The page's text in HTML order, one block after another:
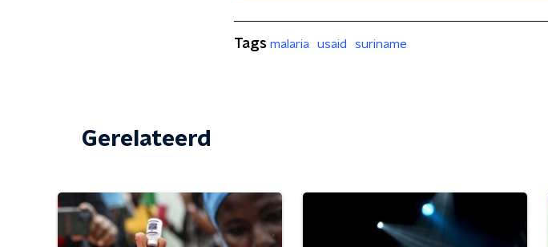
Tags malaria usaid suriname
Gerelateerd